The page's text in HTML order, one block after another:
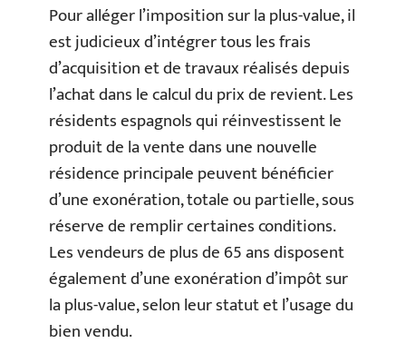
Pour alléger l’imposition sur la plus-value, il
est judicieux d’intégrer tous les frais
d’acquisition et de travaux réalisés depuis
l’achat dans le calcul du prix de revient. Les
résidents espagnols qui réinvestissent le
produit de la vente dans une nouvelle
résidence principale peuvent bénéficier
d’une exonération, totale ou partielle, sous
réserve de remplir certaines conditions.
Les vendeurs de plus de 65 ans disposent
également d’une exonération d’impôt sur
la plus-value, selon leur statut et l’usage du
bien vendu.